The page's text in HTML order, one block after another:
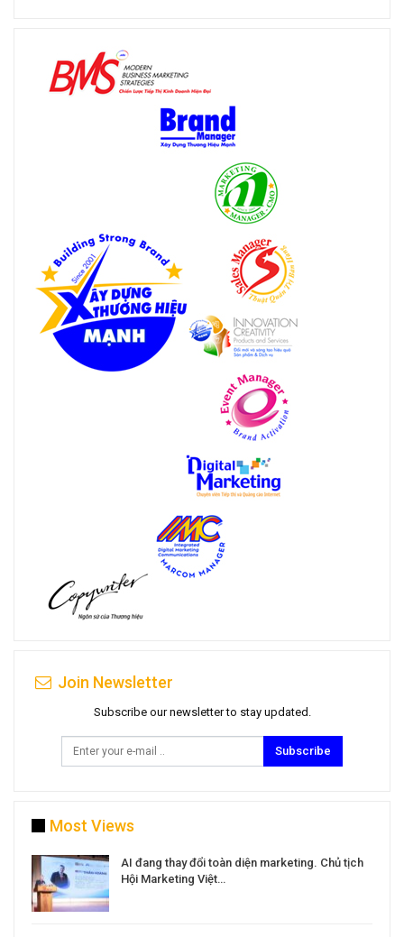
Join Newsletter
Subscribe our newsletter to stay updated.
Subscribe
Most Views
AI đang thay đổi toàn diện marketing. Chủ tịch
Hội Marketing Việt…